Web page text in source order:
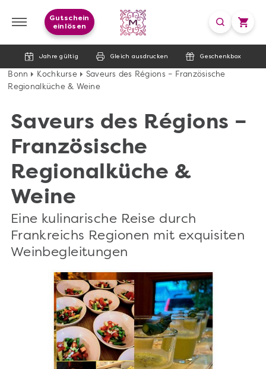
Jahre gültig Gleich ausdrucken Geschenkbox
Gutschein
einlösen
Bonn Kochkurse
Saveurs des Régions – Französische
Regionalküche & Weine
Saveurs des Régions –
Französische
Regionalküche &
Weine
Eine kulinarische Reise durch
Frankreichs Regionen mit exquisiten
Weinbegleitungen